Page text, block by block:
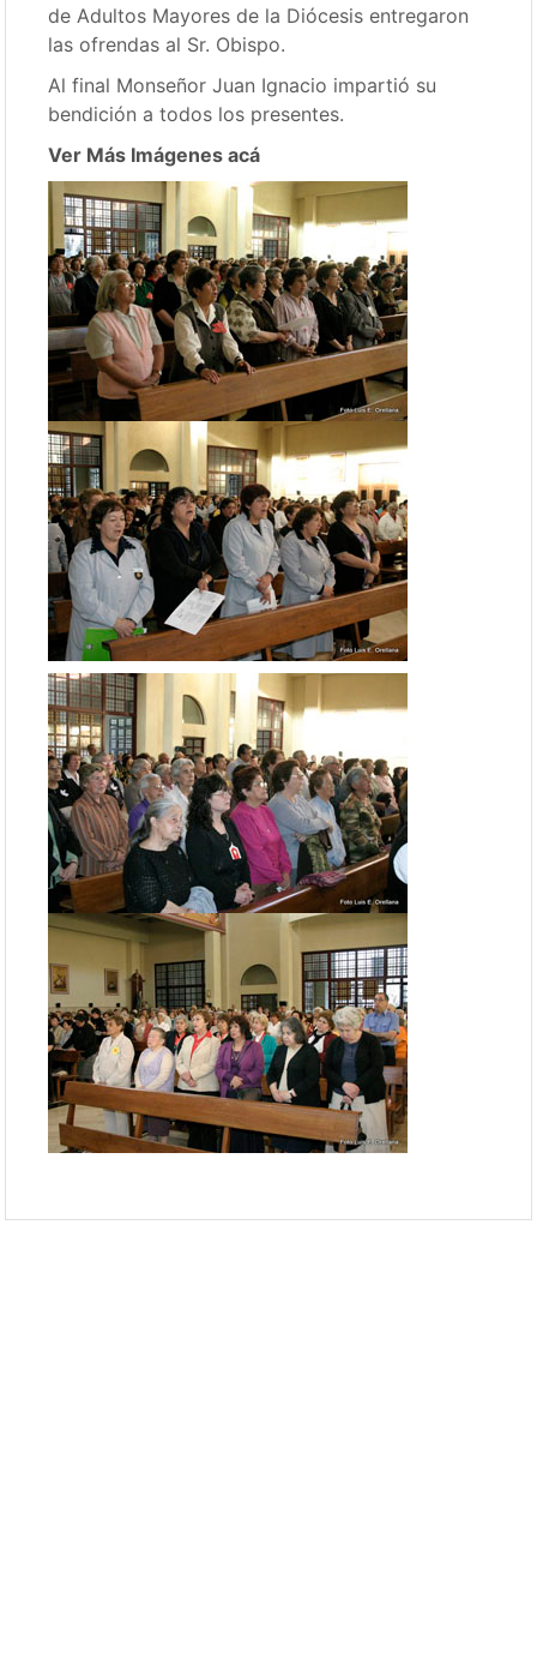
de Adultos Mayores de la Diócesis entregaron
las ofrendas al Sr. Obispo.
Al final Monseñor Juan Ignacio impartió su
bendición a todos los presentes.
Ver Más Imágenes acá